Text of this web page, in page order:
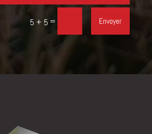
5 + 5 = Envoyer